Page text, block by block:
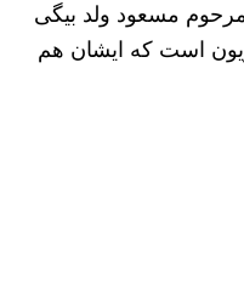
مرحوم مسعود ولد بیگی
است که ایشان هم